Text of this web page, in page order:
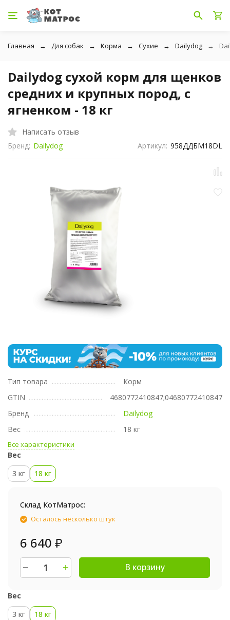
Главная Для собак Корма Сухие Dailydog
Dailydog сухой корм для щенков
средних и крупных пород, с
ягненком - 18 кг
Написать отзыв
Бренд: Dailydog Артикул: 958ДДБМ18DL
Тип товара
Корм
GTIN
4680772410847;04680772410847
Бренд
Dailydog
Вес
18 кг
Все характеристики
Вес
3 кг
18 кг
Склад КотМатрос:
Осталось несколько штук
6 640 ₽
В корзину
Вес
3 кг
18 кг